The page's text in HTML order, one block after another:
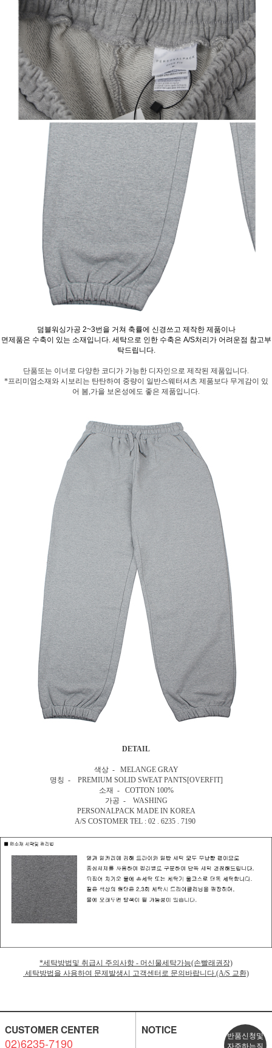
덤블워싱가공 2~3번을 거쳐 축률에 신경쓰고 제작한 제품이나
면제품은 수축이 있는 소재입니다. 세탁으로 인한 수축은 A/S처리가 어려운점 참고부
탁드립니다.
단품또는 이너로 다양한 코디가 가능한 디자인으로 제작된 제품입니다.
*프리미엄소재와 시보리는 탄탄하여 중량이 일반스웨터셔츠 제품보다 무게감이 있
어 봄,가을 보온성에도 좋은 제품입니다.
DETAIL
색상 - MELANGE GRAY
명칭 - PREMIUM SOLID SWEAT PANTS[OVERFIT]
소재 - COTTON 100%
가공 - WASHING
PERSONALPACK MADE IN KOREA
A/S COSTOMER TEL : 02 . 6235 . 7190
*세탁방법및 취급시 주의사항 - 머신물세탁가능(손빨래권장)
세탁방법을 사용하여 문제발생시 고객센터로 문의바랍니다.(A/S 교환)
CUSTOMER CENTER
02)6235-7190
NOTICE
반품신청및
자주하는질